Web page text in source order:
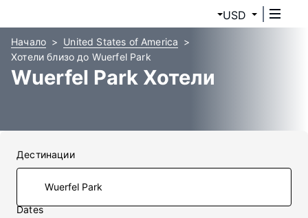
USD
Начало
United States of America
Хотели близо до Wuerfel Park
Wuerfel Park Хотели
Дестинации
Dates